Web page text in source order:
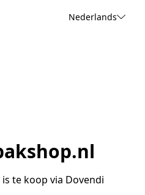
Nederlands
te koop via Dovendi